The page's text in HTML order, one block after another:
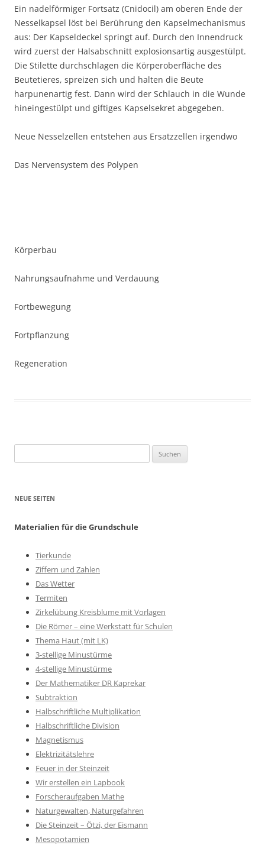
Ein nadelförmiger Fortsatz (Cnidocil) am oberen Ende der
Nesselkapsel löst bei Berührung den Kapselmechanismus
aus: Der Kapseldeckel springt auf. Durch den Innendruck
wird zuerst der Halsabschnitt explosionsartig ausgestülpt.
Die Stilette durchschlagen die Körperoberfläche des
Beutetieres, spreizen sich und halten die Beute
harpunenartig fest. Dann wird der Schlauch in die Wunde
hineingestülpt und giftiges Kapselsekret abgegeben.
Neue Nesselzellen entstehen aus Ersatzzellen irgendwo
Das Nervensystem des Polypen
Körperbau
Nahrungsaufnahme und Verdauung
Fortbewegung
Fortpflanzung
Regeneration
nach:
NEUE SEITEN
Materialien für die Grundschule
Tierkunde
Ziffern und Zahlen
Das Wetter
Termiten
Zirkelübung Kreisblume mit Vorlagen
Die Römer – eine Werkstatt für Schulen
Thema Haut (mit LK)
3-stellige Minustürme
4-stellige Minustürme
Der Mathematiker DR Kaprekar
Subtraktion
Halbschriftliche Multiplikation
Halbschriftliche Division
Magnetismus
Elektrizitätslehre
Feuer in der Steinzeit
Wir erstellen ein Lapbook
Forscheraufgaben Mathe
Naturgewalten, Naturgefahren
Die Steinzeit – Ötzi, der Eismann
Mesopotamien